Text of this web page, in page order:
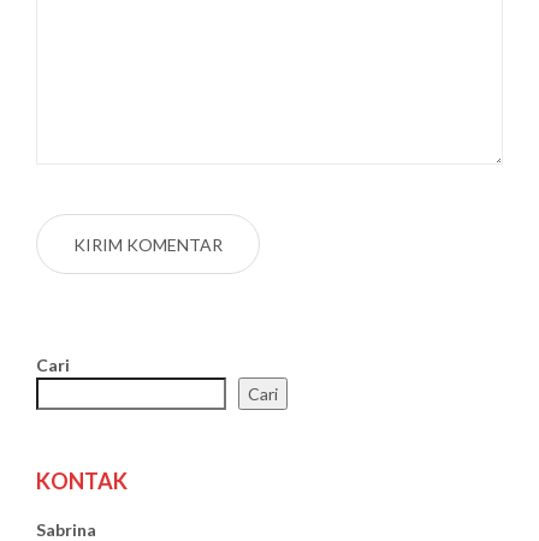
Cari
Cari
KONTAK
Sabrina